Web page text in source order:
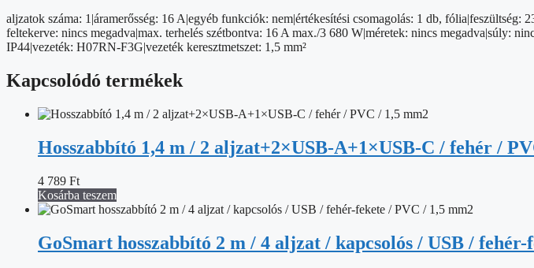
neoprén
/
250
/
mennyiség
aljzatok száma: 1|áramerősség: 16 A|egyéb funkciók: nem|értékesítési csomagolás: 1 db,
feltekerve: nincs megadva|max. terhelés szétbontva: 16 A max./3 680 W|méretek: nincs megadva|súly:
IP44|vezeték: H07RN-F3G|vezeték keresztmetszet: 1,5 mm²
Kapcsolódó termékek
Hosszabbító 1,4 m / 2 aljzat+2×USB-A+1×USB-C / fehér /
4 789 Ft
Kosárba teszem
GoSmart hosszabbító 2 m / 4 aljzat / kapcsolós / USB /